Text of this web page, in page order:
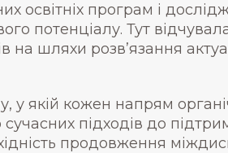
освітніх програм і
потенціалу. Тут
на шляхи розв’язання
у якій кожен напрям
підходів до
продовження